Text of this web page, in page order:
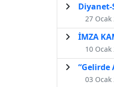
Diyanet-
27
İMZA
10 Ocak
“Gelirde
03 Ocak